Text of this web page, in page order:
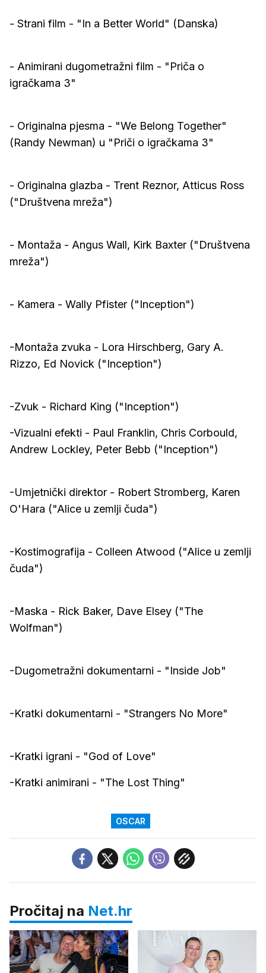
- Strani film - "In a Better World" (Danska)
- Animirani dugometražni film - "Priča o
igračkama 3"
- Originalna pjesma - "We Belong Together"
(Randy Newman) u "Priči o igračkama 3"
- Originalna glazba - Trent Reznor, Atticus Ross
("Društvena mreža")
- Montaža - Angus Wall, Kirk Baxter ("Društvena
mreža")
- Kamera - Wally Pfister ("Inception")
-Montaža zvuka - Lora Hirschberg, Gary A.
Rizzo, Ed Novick ("Inception")
-Zvuk - Richard King ("Inception")
-Vizualni efekti - Paul Franklin, Chris Corbould,
Andrew Lockley, Peter Bebb ("Inception")
-Umjetnički direktor - Robert Stromberg, Karen
O'Hara ("Alice u zemlji čuda")
-Kostimografija - Colleen Atwood ("Alice u zemlji
čuda")
-Maska - Rick Baker, Dave Elsey ("The
Wolfman")
-Dugometražni dokumentarni - "Inside Job"
-Kratki dokumentarni - "Strangers No More"
-Kratki igrani - "God of Love"
-Kratki animirani - "The Lost Thing"
OSCAR
Pročitaj na Net.hr